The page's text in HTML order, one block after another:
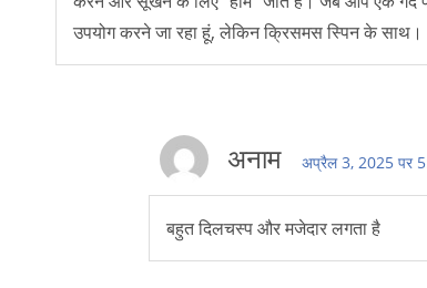
उपयोग करने जा रहा हूं, लेकिन क्रिसमस स्पिन के साथ।
अनाम अप्रैल 3, 2025 पर
बहुत दिलचस्प और मजेदार लगता है